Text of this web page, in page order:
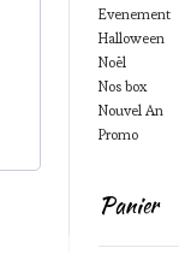
Evenement
Halloween
Noël
Nos box
Nouvel An
Promo
Panier